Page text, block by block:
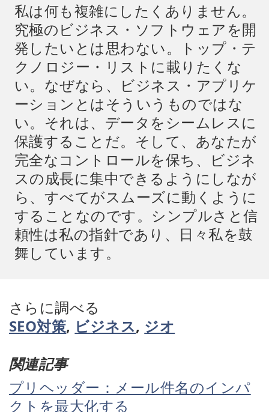
私は何も複雑にしたくありません。
究極のビジネス・ソフトウェアを開
発したいとは思わない。トップ・テ
クノロジー・リストに載りたくな
い。なぜなら、ビジネス・アプリケ
ーションとはそういうものではな
い。それは、データをシームレスに
保護することだ。そして、あなたが
完全なコントロールを保ち、ビジネ
スの成長に集中できるようにしなが
ら、すべてがスムーズに動くように
することなのです。シンプルさと信
頼性は私の指針であり、日々私を鼓
舞しています。
さらに調べる
SEO対策, ビジネス, ジオ
関連記事
プリヘッダー：メール件名のインパ
クトを最大化する